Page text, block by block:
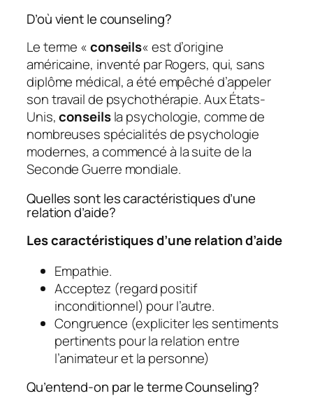
D’où vient le counseling?
Le terme «conseils« est d’origine
américaine, inventé par Rogers, qui, sans
diplôme médical, a été empêché d’appeler
son travail de psychothérapie. Aux États-
Unis,conseilsla psychologie, comme de
nombreuses spécialités de psychologie
modernes, a commencé à la suite de la
Seconde Guerre mondiale.
Quelles sont les caractéristiques d’une
relation d’aide?
Les caractéristiques d’une relation d’aide
Empathie.
Acceptez (regard positif
inconditionnel) pour l’autre.
Congruence (expliciter les sentiments
pertinents pour la relation entre
l’animateur et la personne)
Qu’entend-on par le terme Counseling?